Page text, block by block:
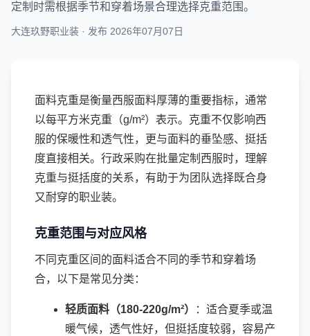
定制时需根据季节和穿着场景合理选择克重范围。
大连玖野职业装 · 发布 2026年07月07日
面料克重是衡量西服面料厚薄的重要指标，通常
以每平方米克重（g/m²）表示。克重不仅影响西
服的保暖性和透气性，更与面料的垂坠感、挺括
度直接相关。行政采购在批量定制西服时，理解
克重与挺括度的关系，有助于为团队选择既合身
又耐穿的职业装。
克重范围与对应风格
不同克重区间的面料适合不同的季节和穿着场
合，以下是常见分类：
轻质面料（180-220g/m²）
：适合夏季或温
暖气候，透气性好，但挺括度较弱，容易产